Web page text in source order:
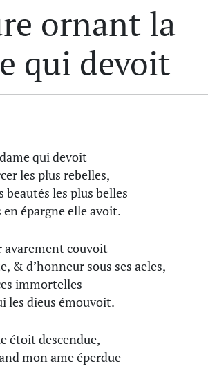
ornant la
qui devoit
qui devoit
les plus rebelles,
les plus belles
en épargne elle avoit.
avarement couvoit
& d’honneur sous ses aeles,
immortelles
les dieus émouvoit.
étoit descendue,
mon ame éperdue